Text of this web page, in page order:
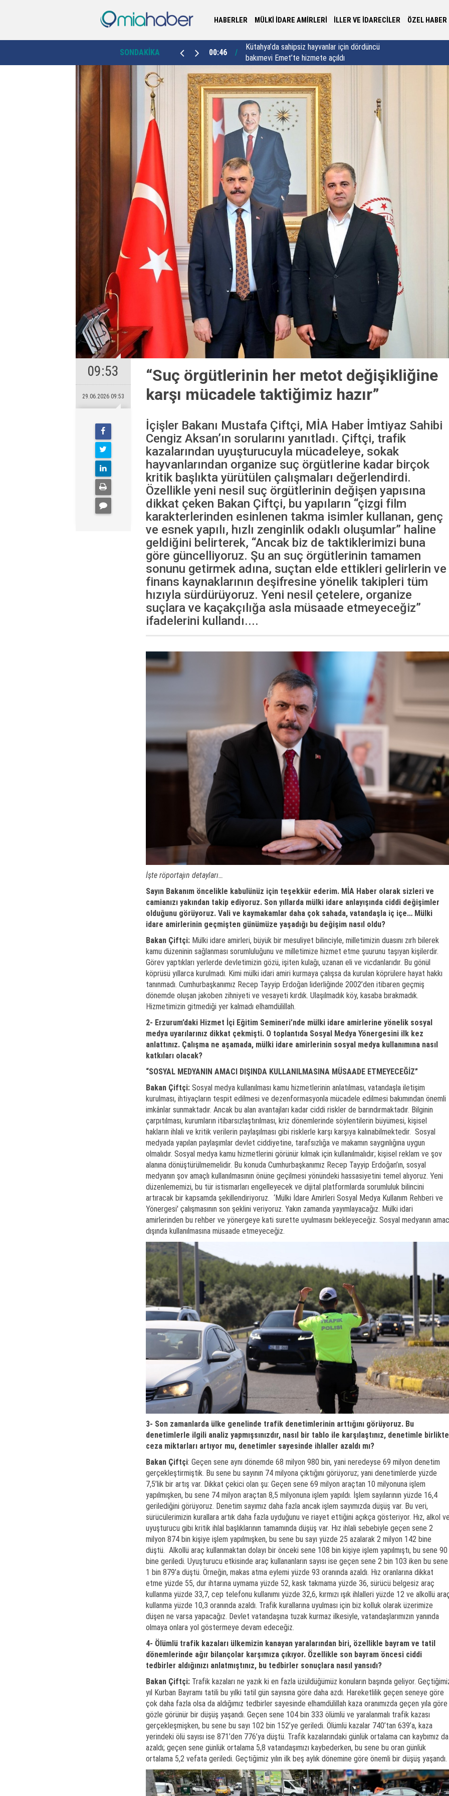
HABERLER MÜLKİ İDARE AMİRLERİ İLLER VE İDARECİLER ÖZEL HABER
SONDAKİKA
Kütahya’da sahipsiz hayvanlar için dördüncü
bakımevi Emet’te hizmete açıldı
23:46
Yalova Valisi Usta’dan 30 yıllık vefa buluşması:
"Vefa sadece bir semt adı değildir"
09:53
29.06.2026 09:53
“Suç örgütlerinin her metot değişikliğine
karşı mücadele taktiğimiz hazır”
İçişler Bakanı Mustafa Çiftçi, MİA Haber İmtiyaz Sahibi
Cengiz Aksan’ın sorularını yanıtladı. Çiftçi, trafik
kazalarından uyuşturucuyla mücadeleye, sokak
hayvanlarından organize suç örgütlerine kadar birçok
kritik başlıkta yürütülen çalışmaları değerlendirdi.
Özellikle yeni nesil suç örgütlerinin değişen yapısına
dikkat çeken Bakan Çiftçi, bu yapıların “çizgi film
karakterlerinden esinlenen takma isimler kullanan, genç
ve esnek yapılı, hızlı zenginlik odaklı oluşumlar” haline
geldiğini belirterek, “Ancak biz de taktiklerimizi buna
göre güncelliyoruz. Şu an suç örgütlerinin tamamen
sonunu getirmek adına, suçtan elde ettikleri gelirlerin ve
finans kaynaklarının deşifresine yönelik takipleri tüm
hızıyla sürdürüyoruz. Yeni nesil çetelere, organize
suçlara ve kaçakçılığa asla müsaade etmeyeceğiz”
ifadelerini kullandı....
İşte röportajın detayları…
Sayın Bakanım öncelikle kabulünüz için teşekkür ederim. MİA Haber olarak sizleri ve
camianızı yakından takip ediyoruz. Son yıllarda mülki idare anlayışında ciddi değişimler
olduğunu görüyoruz. Vali ve kaymakamlar daha çok sahada, vatandaşla iç içe… Mülki
idare amirlerinin geçmişten günümüze yaşadığı bu değişim nasıl oldu?
Bakan Çiftçi:Mülki idare amirleri, büyük bir mesuliyet bilinciyle, milletimizin duasını zırh bilerek
kamu düzeninin sağlanması sorumluluğunu ve milletimize hizmet etme şuurunu taşıyan kişilerdir.
Görev yaptıkları yerlerde devletimizin gözü, işiten kulağı, uzanan eli ve vicdanlarıdır. Bu gönül
köprüsü yıllarca kurulmadı. Kimi mülki idari amiri kurmaya çalışsa da kurulan köprülere hayat hakkı
tanınmadı. Cumhurbaşkanımız Recep Tayyip Erdoğan liderliğinde 2002’den itibaren geçmiş
dönemde oluşan jakoben zihniyeti ve vesayeti kırdık. Ulaşılmadık köy, kasaba bırakmadık.
Hizmetimizin gitmediği yer kalmadı elhamdülillah.
2- Erzurum’daki Hizmet İçi Eğitim Semineri’nde mülki idare amirlerine yönelik sosyal
medya uyarılarınız dikkat çekmişti. O toplantıda Sosyal Medya Yönergesini ilk kez
anlattınız. Çalışma ne aşamada, mülki idare amirlerinin sosyal medya kullanımına nasıl
katkıları olacak?
“SOSYAL MEDYANIN AMACI DIŞINDA KULLANILMASINA MÜSAADE ETMEYECEĞİZ”
Bakan Çiftçi:Sosyal medya kullanılması kamu hizmetlerinin anlatılması, vatandaşla iletişim
kurulması, ihtiyaçların tespit edilmesi ve dezenformasyonla mücadele edilmesi bakımından önemli
imkânlar sunmaktadır. Ancak bu alan avantajları kadar ciddi riskler de barındırmaktadır. Bilginin
çarpıtılması, kurumların itibarsızlaştırılması, kriz dönemlerinde söylentilerin büyümesi, kişisel
hakların ihlali ve kritik verilerin paylaşılması gibi risklerle karşı karşıya kalınabilmektedir. Sosyal
medyada yapılan paylaşımlar devlet ciddiyetine, tarafsızlığa ve makamın saygınlığına uygun
olmalıdır. Sosyal medya kamu hizmetlerini görünür kılmak için kullanılmalıdır; kişisel reklam ve şov
alanına dönüştürülmemelidir. Bu konuda Cumhurbaşkanımız Recep Tayyip Erdoğan’ın, sosyal
medyanın şov amaçlı kullanılmasının önüne geçilmesi yönündeki hassasiyetini temel alıyoruz. Yeni
düzenlememizi, bu tür istismarları engelleyecek ve dijital platformlarda sorumluluk bilincini
artıracak bir kapsamda şekillendiriyoruz. ‘Mülki İdare Amirleri Sosyal Medya Kullanım Rehberi ve
Yönergesi' çalışmasının son şeklini veriyoruz. Yakın zamanda yayımlayacağız. Mülki idari
amirlerinden bu rehber ve yönergeye kati surette uyulmasını bekleyeceğiz. Sosyal medyanın
dışında kullanılmasına müsaade etmeyeceğiz.
3- Son zamanlarda ülke genelinde trafik denetimlerinin arttığını görüyoruz. Bu
denetimlerle ilgili analiz yapmışsınızdır, nasıl bir tablo ile karşılaştınız, denetimle birlikte
ceza miktarları artıyor mu, denetimler sayesinde ihlaller azaldı mı?
Bakan Çiftçi: Geçen sene aynı dönemde 68 milyon 980 bin, yani neredeyse 69 milyon denetim
gerçekleştirmiştik. Bu sene bu sayının 74 milyona çıktığını görüyoruz; yani denetimlerde yüzde
7,5’lik bir artış var. Dikkat çekici olan şu: Geçen sene 69 milyon araçtan 10 milyonuna işlem
yapılmışken, bu sene 74 milyon araçtan 8,5 milyonuna işlem yapıldı. İşlem sayılarının yüzde 16,4
gerilediğini görüyoruz. Denetim sayımız daha fazla ancak işlem sayımızda düşüş var. Bu veri,
sürücülerimizin kurallara artık daha fazla uyduğunu ve riayet ettiğini açıkça gösteriyor. Hız, alkol
uyuşturucu gibi kritik ihlal başlıklarının tamamında düşüş var. Hız ihlali sebebiyle geçen sene 2
milyon 874 bin kişiye işlem yapılmışken, bu sene bu sayı yüzde 25 azalarak 2 milyon 142 bine
düştü. Alkollü araç kullanmaktan dolayı bir önceki sene 108 bin kişiye işlem yapılmıştı, bu sene 90
bine geriledi. Uyuşturucu etkisinde araç kullananların sayısı ise geçen sene 2 bin 103 iken bu sene
1 bin 879’a düştü. Örneğin, makas atma eylemi yüzde 93 oranında azaldı. Hız oranlarına dikkat
etme yüzde 55, dur ihtarına uymama yüzde 52, kask takmama yüzde 36, sürücü belgesiz araç
kullanma yüzde 33,7, cep telefonu kullanımı yüzde 32,6, kırmızı ışık ihlalleri yüzde 12 ve alkollü
kullanma yüzde 10,3 oranında azaldı. Trafik kurallarına uyulması için biz kolluk olarak üzerimize
düşen ne varsa yapacağız. Devlet vatandaşına tuzak kurmaz ilkesiyle, vatandaşlarımızın yanında
olmaya onlara yol göstermeye devam edeceğiz.
4- Ölümlü trafik kazaları ülkemizin kanayan yaralarından biri, özellikle bayram ve tatil
dönemlerinde ağır bilançolar karşımıza çıkıyor. Özellikle son bayram öncesi ciddi
tedbirler aldığınızı anlatmıştınız, bu tedbirler sonuçlara nasıl yansıdı?
Bakan Çiftçi:Trafik kazaları ne yazık ki en fazla üzüldüğümüz konuların başında geliyor.
yıl Kurban Bayramı tatili bu yılki tatil gün sayısına göre daha azdı. Hareketlilik geçen seneye göre
çok daha fazla olsa da aldığımız tedbirler sayesinde elhamdülillah kaza oranımızda geçen yıla göre
gözle görünür bir düşüş yaşandı. Geçen sene 104 bin 333 ölümlü ve yaralanmalı trafik kazası
gerçekleşmişken, bu sene bu sayı 102 bin 152’ye geriledi. Ölümlü kazalar 740’tan 639’a, kaza
yerindeki ölü sayısı ise 871’den 776’ya düştü. Trafik kazalarındaki günlük ortalama can kaybımız da
azaldı; geçen sene günlük ortalama 5,8 vatandaşımızı kaybederken, bu sene bu oran günlük
ortalama 5,2 vefata geriledi. Geçtiğimiz yılın ilk beş aylık dönemine göre önemli bir düşüş yaşandı.